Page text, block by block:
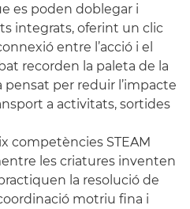
es poden doblegar i
integrats, oferint un clic
entre l’acció i el
recorden la paleta de la
pensat per reduir l’impacte
a activitats, sortides
competències STEAM
les criatures inventen
la resolució de
motriu fina i